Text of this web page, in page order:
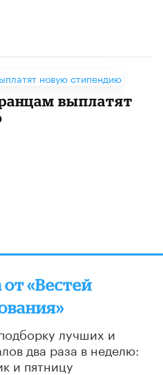
выплатят
«Вестей
лучших и
два раза в неделю:
и пятницу